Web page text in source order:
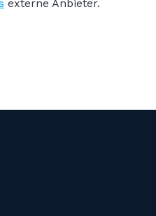
externe Anbieter.